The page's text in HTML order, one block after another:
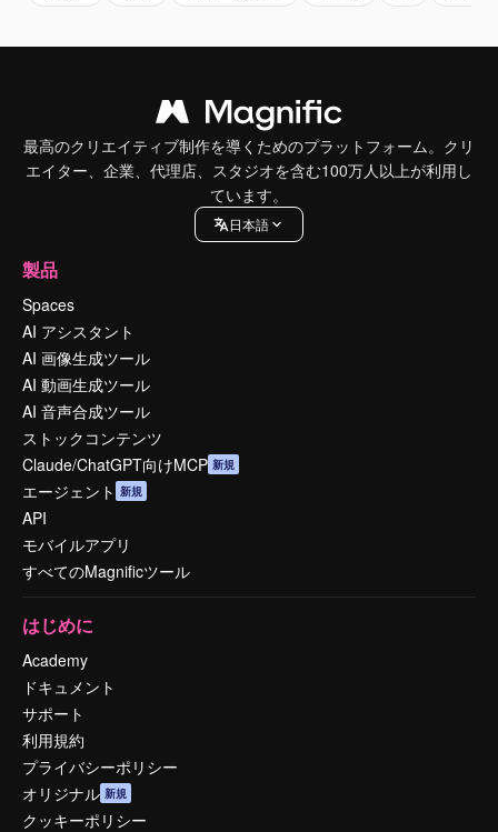
最高のクリエイティブ制作を導くためのプラットフォーム。クリ
エイター、企業、代理店、スタジオを含む100万人以上が利用し
ています。
日本語
製品
Spaces
AI アシスタント
AI 画像生成ツール
AI 動画生成ツール
AI 音声合成ツール
ストックコンテンツ
Claude/ChatGPT向けMCP 新規
エージェント 新規
API
モバイルアプリ
すべてのMagnificツール
はじめに
Academy
ドキュメント
サポート
利用規約
プライバシーポリシー
オリジナル 新規
クッキーポリシー